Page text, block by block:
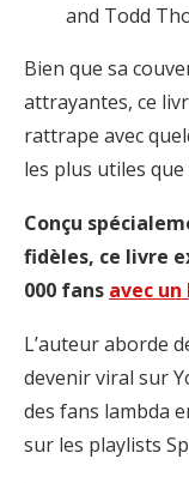
and Todd
Bien que sa
attrayantes, ce
rattrape avec
les plus utiles
Conçu
fidèles, ce livre
000 fans avec
L’auteur aborde
devenir viral sur
des fans lambda
sur les playlists